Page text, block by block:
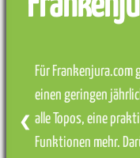
Für
einen geringen
alle Topos, eine
Funktionen mehr.
❮